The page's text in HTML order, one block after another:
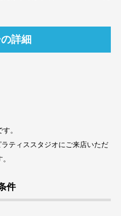
詳細
。
ティススタジオにご来店いただ
件